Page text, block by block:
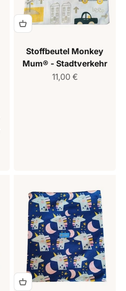
Stoffbeutel Monkey
Mum® - Stadtverkehr
Verkaufspreis
11,00 €